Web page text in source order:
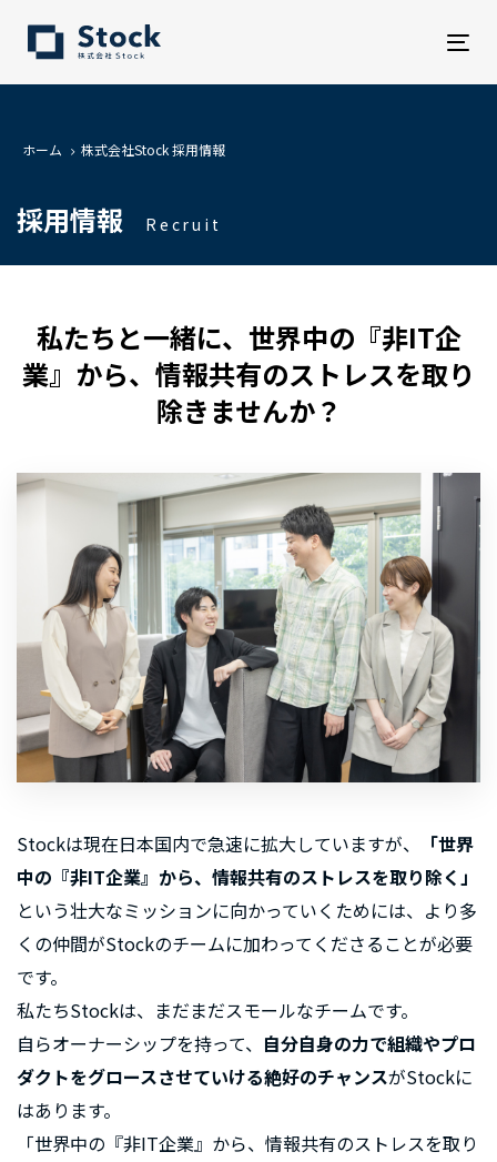
ホーム 株式会社Stock 採用情報
採用情報 Recruit
私たちと一緒に、世界中の『非IT企
業』から、 情報共有のストレスを取り
除きませんか？
Stockは現在日本国内で急速に拡大していますが、
「世界
中の『非IT企業』から、情報共有のストレスを取り除く」
という壮大なミッションに向かっていくためには、より多
くの仲間がStockのチームに加わってくださることが必要
です。
私たちStockは、まだまだスモールなチームです。
自らオーナーシップを持って、 自分自身の力で組織やプロ
ダクトをグロースさせていける絶好のチャンスがStockに
はあります。
「世界中の『非IT企業』から、情報共有のストレスを取り